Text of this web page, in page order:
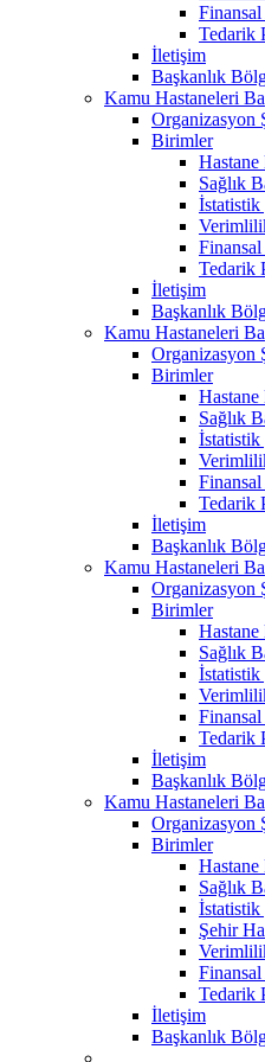
Tedarik
İletişim
Başkanlık
Kamu Hastaneleri
Organizasyon
Birimler
Sağlık
Tedarik
İletişim
Başkanlık
Kamu Hastaneleri
Organizasyon
Birimler
Sağlık
Tedarik
İletişim
Başkanlık
Kamu Hastaneleri
Organizasyon
Birimler
Sağlık
Tedarik
İletişim
Başkanlık
Kamu Hastaneleri
Organizasyon
Birimler
Sağlık
Şehir
Tedarik
İletişim
Başkanlık